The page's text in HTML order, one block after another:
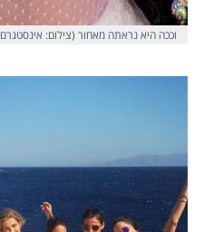
וככה היא נראתה מאחור (צילום: אינסטגרם matmazzafera)